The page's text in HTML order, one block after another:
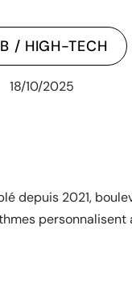
/ HIGH-TECH
18/10/2025
depuis 2021,
personnalisent